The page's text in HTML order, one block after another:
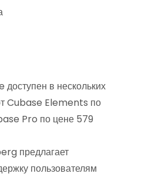
в нескольких
Cubase Elements по
Pro по цене 579
предлагает
пользователям